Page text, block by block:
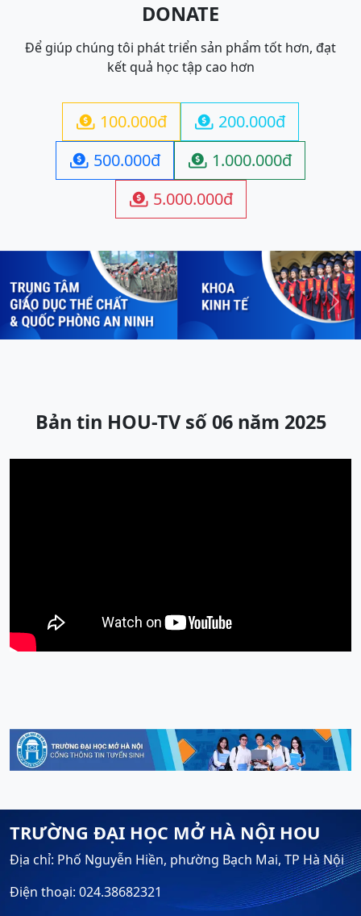
DONATE
Để giúp chúng tôi phát triển sản phẩm tốt hơn, đạt
kết quả học tập cao hơn
 100.000đ  200.000đ
 500.000đ  1.000.000đ
 5.000.000đ
Previous Next
Bản tin HOU-TV số 06 năm 2025
TRƯỜNG ĐẠI HỌC MỞ HÀ NỘI HOU
Địa chỉ: Phố Nguyễn Hiền, phường Bạch Mai, TP Hà Nội
Điện thoại: 024.38682321